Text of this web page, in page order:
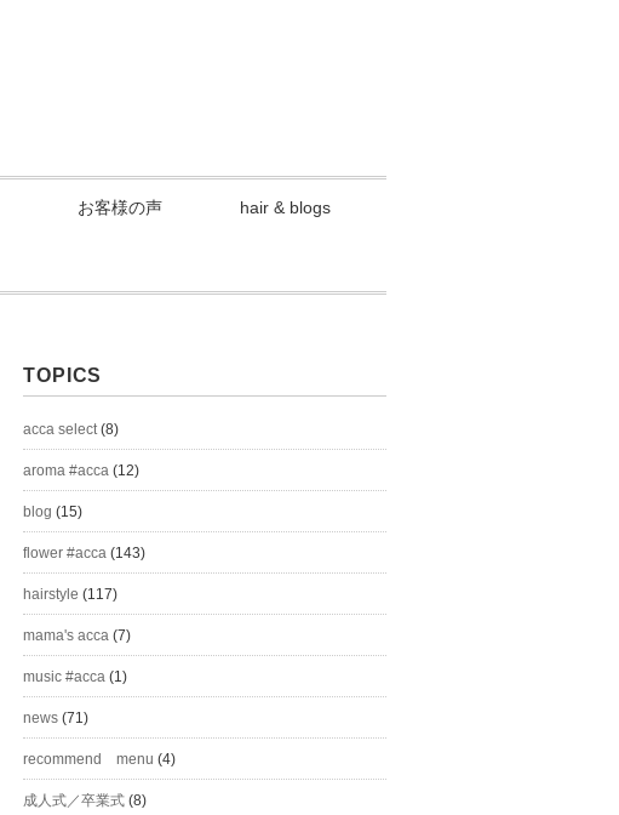
お客様の声 hair & blogs
TOPICS
acca select(8)
aroma #acca (12)
blog (15)
flower #acca (143)
hairstyle (117)
mama's acca (7)
music #acca (1)
news (71)
recommend menu (4)
成人式／卒業式 (8)